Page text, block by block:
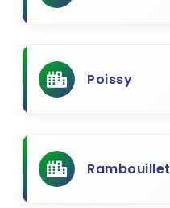
Poissy
Rambouillet